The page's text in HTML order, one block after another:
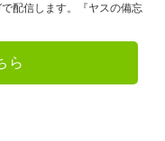
配信します。『ヤスの備忘
ら